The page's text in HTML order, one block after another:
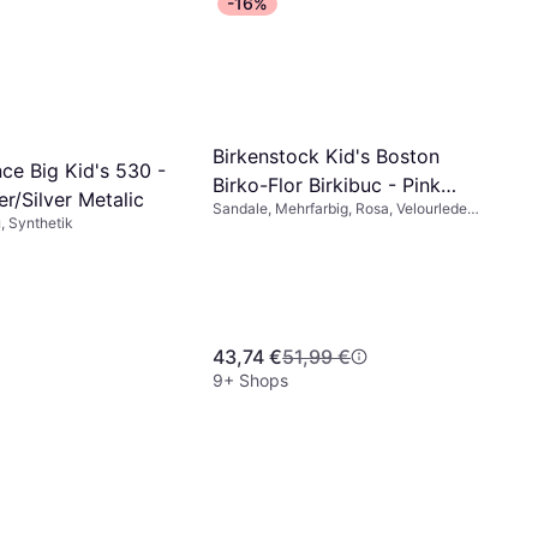
Big Kid's 530 -
Silver Metalic
Synthetik
Birkenstock Kid's Boston
Birko-Flor Birkibuc - Pink
Clay
Sandale, Mehrfarbig, Rosa, Velourleder,
43,74 €51,99 €
9+ Shops